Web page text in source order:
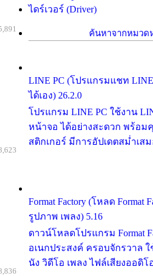
ไดร์เวอร์ (Driver)
ค้นหาจากหมวด
LINE PC (โปรแกรมแชท
ได้เอง) 26.2.0
โปรแกรม LINE PC ใช้งาน
หน้าจอ ได้อย่างสะดวก พร้อม
สติกเกอร์ มีการอัปเดตสม่ำเส
Format Factory (โหลด
รูปภาพ เพลง) 5.16
ดาวน์โหลดโปรแกรม Format
อเนกประสงค์ ครอบจักรวาล
นัง วิดีโอ เพลง ไฟล์เสียงออดิโ